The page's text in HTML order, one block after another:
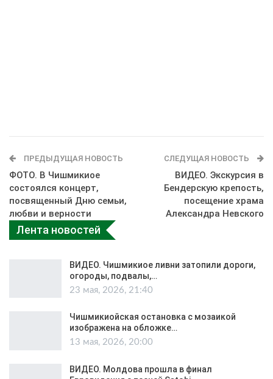
ПРЕДЫДУЩАЯ НОВОСТЬ
ФОТО. В Чишмикиое
состоялся концерт,
посвященный Дню семьи,
любви и верности
СЛЕДУЩАЯ НОВОСТЬ
ВИДЕО. Экскурсия в
Бендерскую крепость,
посещение храма
Александра Невского
Лента новостей
ВИДЕО. Чишмикиое ливни затопили дороги,
огороды, подвалы,…
23 мая, 2026, 21:40
Чишмикиойская остановка с мозаикой
изображена на обложке…
13 мая, 2026, 20:00
ВИДЕО. Молдова прошла в финал